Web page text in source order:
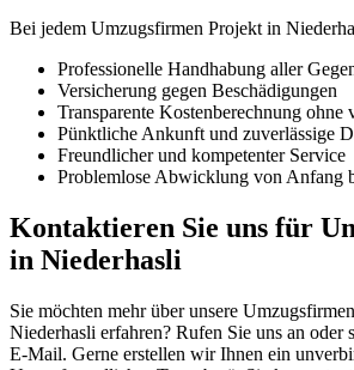
Bei jedem Umzugsfirmen Projekt in
Professionelle Handhabung aller
Versicherung gegen Beschädigungen
Transparente Kostenberechnung ohne
Pünktliche Ankunft und zuverlässige
Freundlicher und kompetenter Service
Problemlose Abwicklung von Anfang
Kontaktieren Sie uns für
in Niederhasli
Sie möchten mehr über unsere
Niederhasli erfahren? Rufen Sie uns an oder
E-Mail. Gerne erstellen wir Ihnen ein